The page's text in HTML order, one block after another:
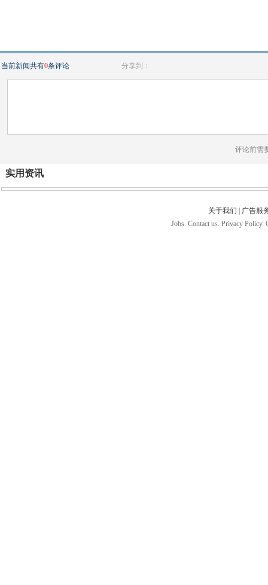
当前新闻共有0条评论 分享到：
评论前需
实用资讯
关于我们
广告服
Jobs. Contact us. Privacy